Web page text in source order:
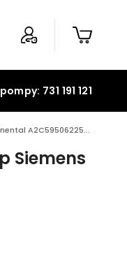
731 191 121
A2C59506225...
Siemens